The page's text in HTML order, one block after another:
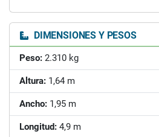
DIMENSIONES Y PESOS
Peso: 2.310 kg
Altura: 1,64 m
Ancho: 1,95 m
Longitud: 4,9 m